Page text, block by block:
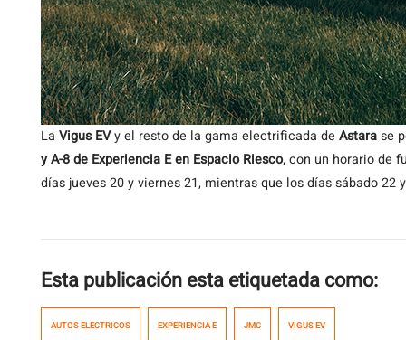
La Vigus EVy el resto de la gama electrificada de Astarase
y A-8 de Experiencia E en Espacio Riesco, con un horario de
días jueves 20 y viernes 21, mientras que los días sábado
Esta publicación esta etiquetada como:
AUTOS ELECTRICOS EXPERIENCIA E JMC VIGUS EV